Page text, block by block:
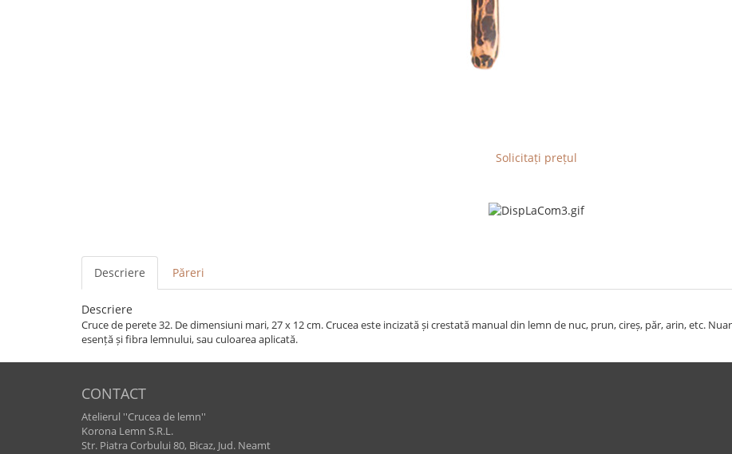
Solicitați prețul
Descriere Păreri
Descriere
Cruce de perete 32. De dimensiuni mari, 27 x 12 cm. Crucea este incizată și crestată manual din lemn de nuc, prun, cireș, păr, arin, etc.
esență și fibra lemnului, sau culoarea aplicată.
CONTACT
Atelierul ''Crucea de lemn''
Korona Lemn S.R.L.
Str. Piatra Corbului 80, Bicaz, Jud. Neamt